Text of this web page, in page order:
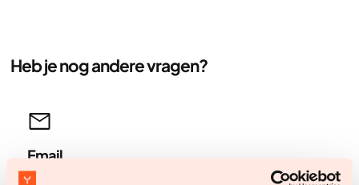
Heb je nog andere vragen?
Email
Answer within 24 hours.